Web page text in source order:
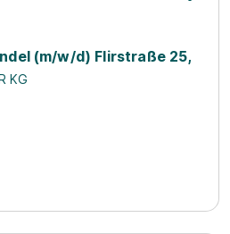
(m/w/d) Flirstraße 25,
KG